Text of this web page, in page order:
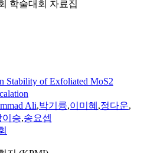
학술대회 자료집
Stability of Exfoliated MoS2
Ali,박기륭,이미혜 ,정다운,
이승,송요셉